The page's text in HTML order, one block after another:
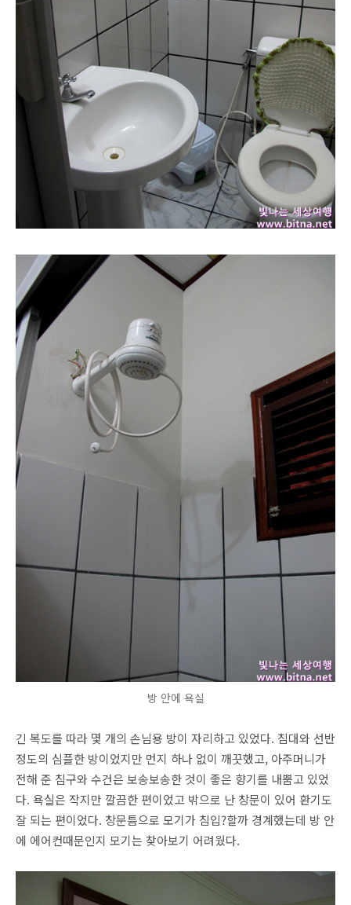
방 안에 욕실
긴 복도를 따라 몇 개의 손님용 방이 자리하고 있었다. 침대와 선반
정도의 심플한 방이었지만 먼지 하나 없이 깨끗했고, 아주머니가
전해 준 침구와 수건은 보송보송한 것이 좋은 향기를 내뿜고 있었
다. 욕실은 작지만 깔끔한 편이었고 밖으로 난 창문이 있어 환기도
잘 되는 편이었다. 창문틈으로 모기가 침입?할까 경계했는데 방 안
에 에어컨때문인지 모기는 찾아보기 어려웠다.